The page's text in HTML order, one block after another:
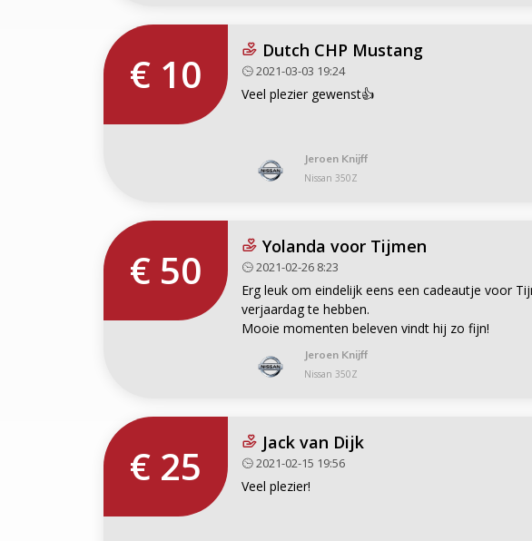
€ 10 Dutch CHP Mustang
2021-03-03 19:24
Veel plezier gewenst👍
Jeroen Knijff
Nissan 350Z
€ 50 Yolanda voor Tijmen
2021-02-26 8:23
Erg leuk om eindelijk eens een cadeautje voor
verjaardag te hebben.
Mooie momenten beleven vindt hij zo fijn!
Jeroen Knijff
Nissan 350Z
€ 25 Jack van Dijk
2021-02-15 19:56
Veel plezier!